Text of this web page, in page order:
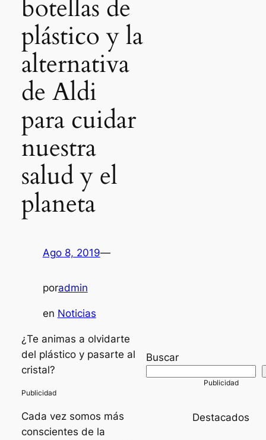
botellas de
plástico y la
alternativa
de Aldi
para cuidar
nuestra
salud y el
planeta
Ago 8, 2019—
poradmin
en Noticias
¿Te animas a olvidarte
del plástico y pasarte al
cristal?
Cada vez somos más
conscientes de la
Buscar
Destacados